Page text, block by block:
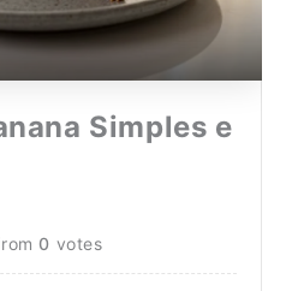
Simples e
0 votes